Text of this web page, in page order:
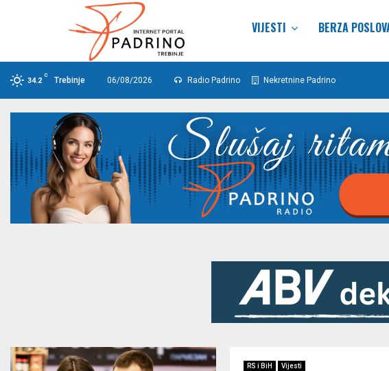
VIJESTI BERZA
34.2
C
Trebinje 06/08/2026 Radio Padrino Nekretnine Padrino
RS i BiH Vijesti